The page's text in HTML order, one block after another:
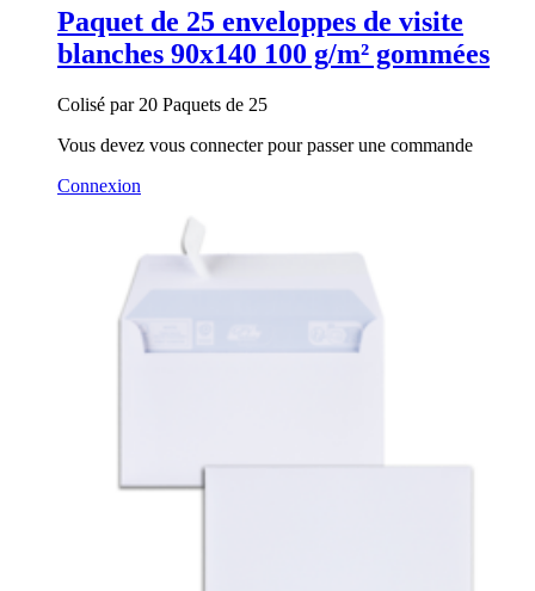
Paquet de 25 enveloppes de visite
blanches 90x140 100 g/m² gommées
Colisé par 20 Paquets de 25
Vous devez vous connecter pour passer une commande
Connexion